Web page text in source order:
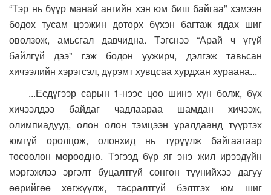
“Тэр нь бүүр манай ангийн хэн юм биш байгаа” хэмээн
бодох тусам цээжин доторх бүхэн багтаж ядах шиг
оволзож, амьсгал давчидна. Тэгснээ “Арай ч үгүй
байлгүй дээ” гэж бодон уужирч, дэлгэж тавьсан
хичээлийн хэрэгсэл, дүрэмт хувцсаа хурдхан хураана...
...Есдүгээр сарын 1-нээс цоо шинэ хүн болж, бүх
хичээлдээ байдаг чадлаараа шамдан хичээж,
олимпиадууд, олон олон тэмцээн уралдаанд түүртэх
юмгүй оролцож, олонхид нь түрүүлж байгаагаар
төсөөлөн мөрөөднө. Тэгээд бүр яг энэ жил ирээдүйн
мэргэжлээ эргэлт буцалтгүй сонгон түүнийхээ дагуу
өөрийгөө хөгжүүлж, тасралтгүй бэлтгэх юм шиг